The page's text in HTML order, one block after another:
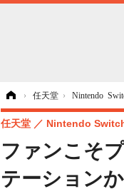
› 任天堂 › Nintendo
ファンこそ
テーション
任天堂 Nintendo